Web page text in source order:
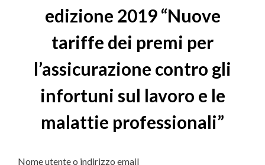
edizione 2019 “Nuove
tariffe dei premi per
l’assicurazione contro gli
infortuni sul lavoro e le
malattie professionali”
Nome utente o indirizzo email